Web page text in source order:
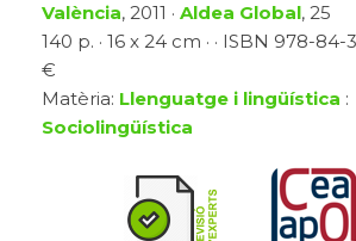
València, 2011 · Aldea Global, 25
140 p. · 16 x 24 cm · · ISBN 978-84-
€
Matèria: Llenguatge i lingüística :
Sociolingüística